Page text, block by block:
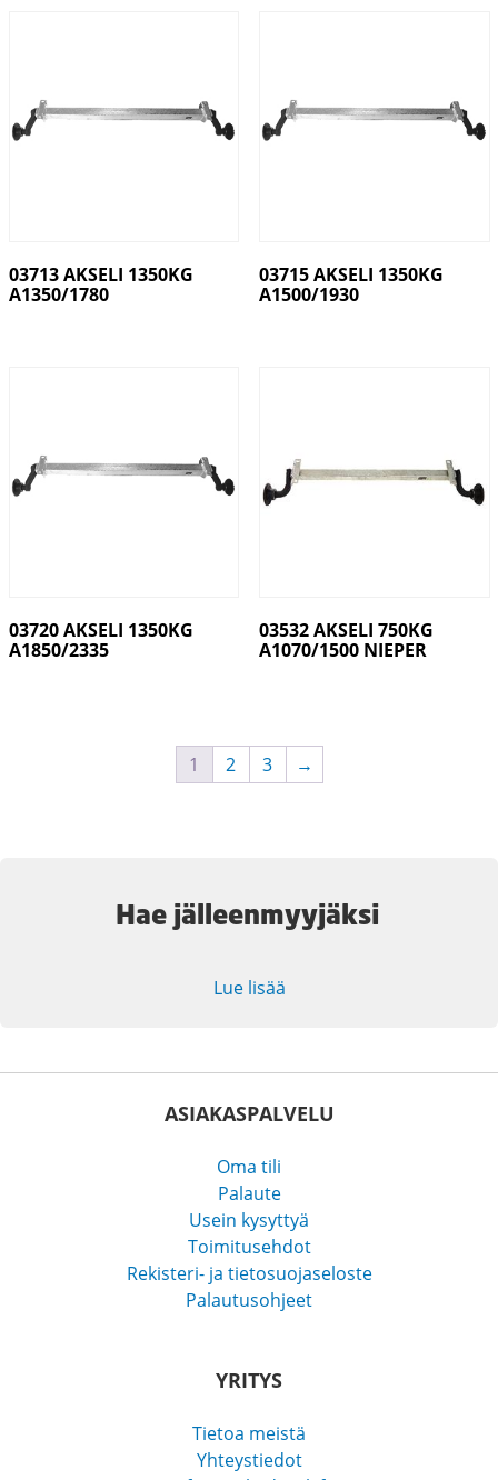
03713 AKSELI 1350KG
A1350/1780
03715 AKSELI 1350KG
A1500/1930
03720 AKSELI 1350KG
A1850/2335
03532 AKSELI 750KG
A1070/1500 NIEPER
1 2 3 →
Hae jälleenmyyjäksi
Lue lisää
ASIAKASPALVELU
Oma tili
Palaute
Usein kysyttyä
Toimitusehdot
Rekisteri- ja tietosuojaseloste
Palautusohjeet
YRITYS
Tietoa meistä
Yhteystiedot